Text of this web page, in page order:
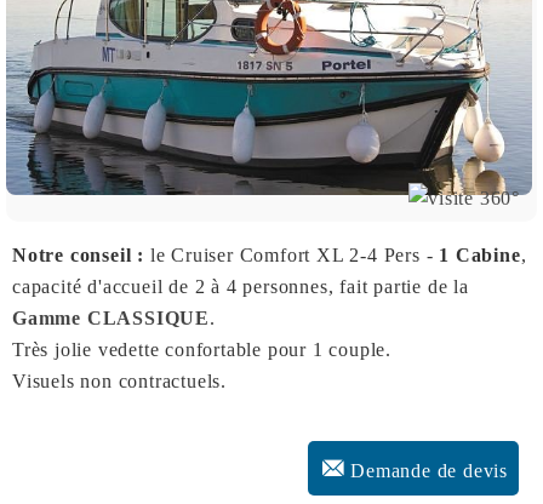
Notre conseil : le Cruiser Comfort XL 2-4 Pers - 1 Cabine,
capacité d'accueil de 2 à 4 personnes, fait partie de la
Gamme CLASSIQUE.
Très jolie vedette confortable pour 1 couple.
Visuels non contractuels.
Demande de devis